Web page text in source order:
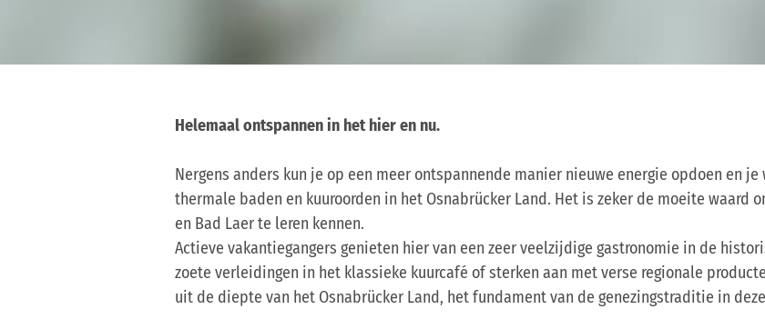
Helemaal ontspannen in het hier en nu.
Nergens anders kun je op een meer ontspannende manier nieuwe energie opdoen en
thermale baden en kuuroorden in het Osnabrücker Land. Het is zeker de moeite waard
en Bad Laer te leren kennen.
Actieve vakantiegangers genieten hier van een zeer veelzijdige gastronomie in de
zoete verleidingen in het klassieke kuurcafé of sterken aan met verse regionale
uit de diepte van het Osnabrücker Land, het fundament van de genezingstraditie in